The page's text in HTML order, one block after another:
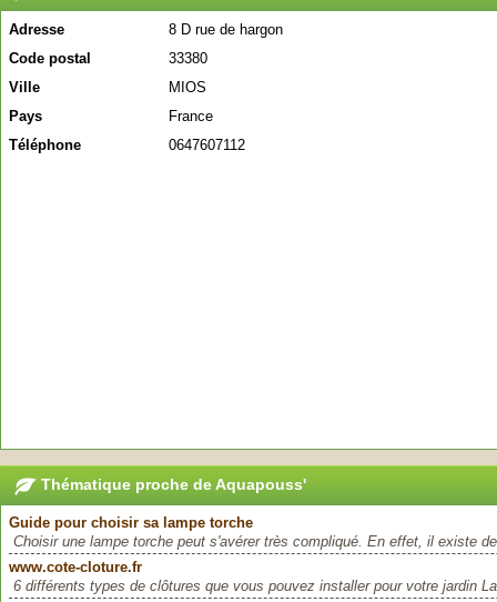
Adresse
8 D rue de hargon
Code postal
33380
Ville
MIOS
Pays
France
Téléphone
0647607112
Thématique proche de Aquapouss'
Guide pour choisir sa lampe torche
Choisir une lampe torche peut s'avérer très compliqué. En effet, il existe
www.cote-cloture.fr
6 différents types de clôtures que vous pouvez installer pour votre jardin